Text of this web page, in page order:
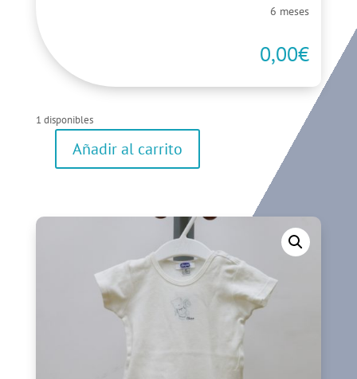
6 meses
0,00€
1 disponibles
Añadir al carrito